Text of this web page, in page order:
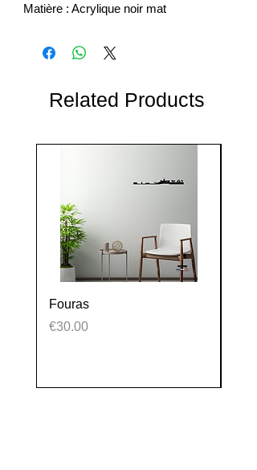
Matière : Acrylique noir mat
Related Products
Fouras
Price
€30.00